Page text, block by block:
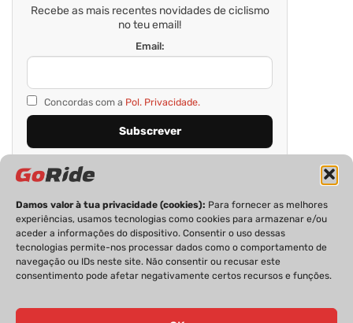
Damos valor à tua privacidade (cookies): Para fornecer as melhores
experiências, usamos tecnologias como cookies para armazenar e/ou
aceder a informações do dispositivo. Consentir o uso dessas
tecnologias permite-nos processar dados como o comportamento de
navegação ou IDs neste site. Não consentir ou recusar este
consentimento pode afetar negativamente certos recursos e funções.
Recebe as mais recentes novidades de ciclismo
no teu email!
Email:
Concordas com a Pol. Privacidade.
PRIVACIDADE FICHA TÉCNICA
ESTATUTO EDITORIAL